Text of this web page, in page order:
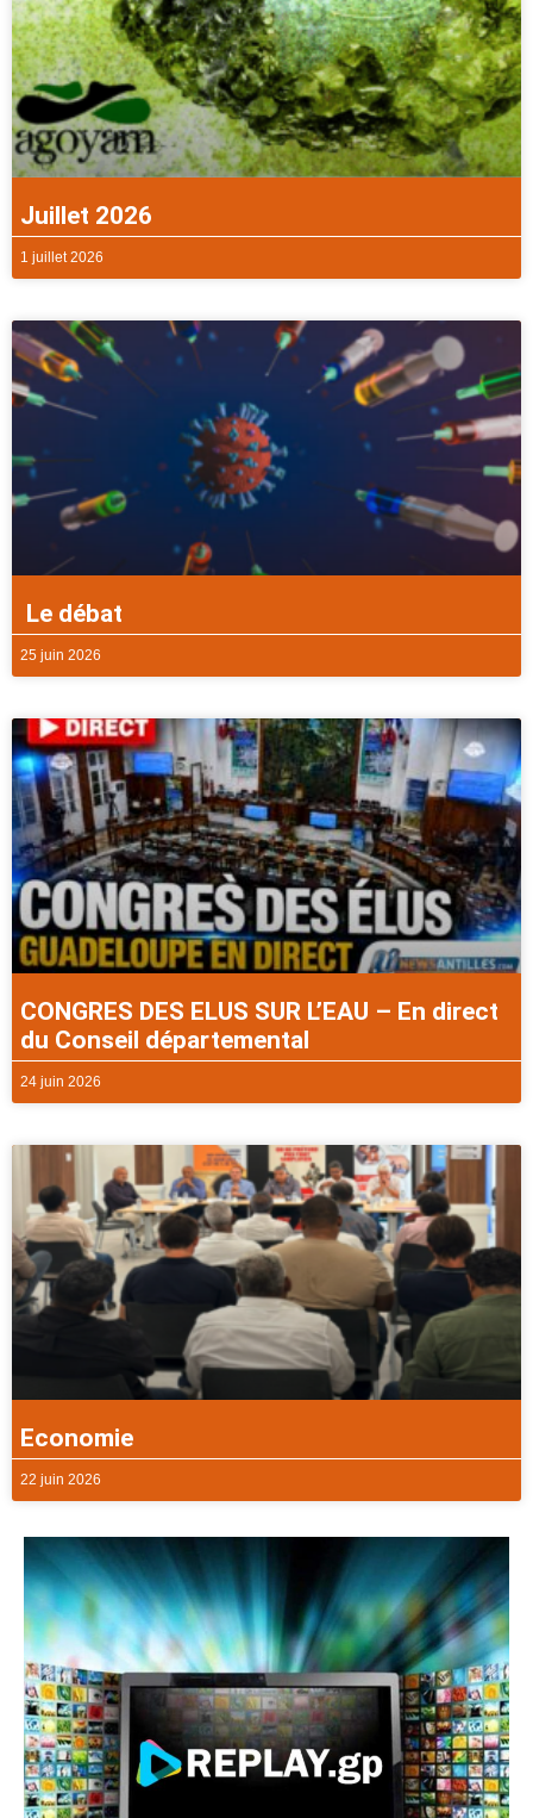
Juillet 2026
1 juillet 2026
Le débat
25 juin 2026
CONGRES DES ELUS SUR L’EAU – En direct
du Conseil départemental
24 juin 2026
Economie
22 juin 2026